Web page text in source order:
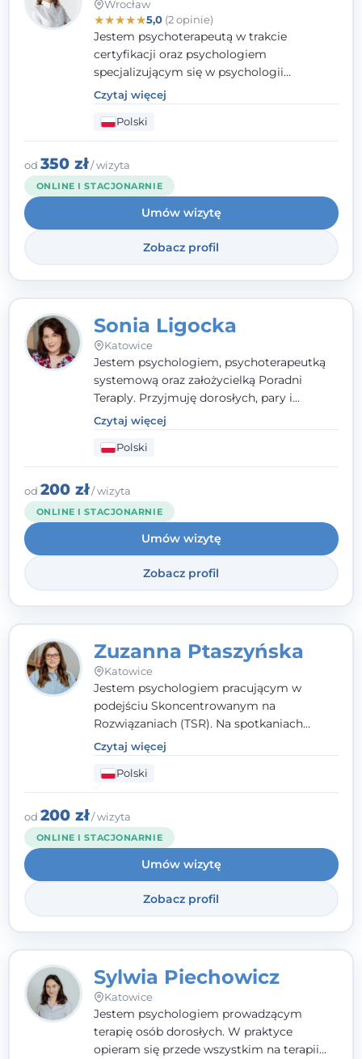
Wrocław
★★★★★5,0(2 opinie)
Jestem psychoterapeutą w trakcie
certyfikacji oraz psychologiem
specjalizującym się w psychologii
klinicznej. Ukończyłam również studia
podyplomowe z Praktycznej Diagnozy
Psychologicznej. Aktywnie uczestniczę w
działalności Polskiego Towarzystwa
Psychiatrycznego oraz Polskiego
Towarzystwa Psychologicznego, a także
jestem członkiem nadzwyczajnym
Wielkopolskiego Towarzystwa Terapii
Systemowej.
Czytaj więcej
Polski
od 350 zł/ wizyta
ONLINE I STACJONARNIE
Umów wizytę
Zobacz profil
Sonia Ligocka
Katowice
Jestem psychologiem, psychoterapeutką
systemową oraz założycielką Poradni
Teraply. Przyjmuję dorosłych, pary i
rodziny, dobierając metody do
indywidualnych zasobów pacjenta. Wierzę
w drzemiące w Tobie zasoby, które
pozwolą Ci wyjść z kryzysu - a jeśli jeszcze
ich nie widzisz, pomogę Ci je odsłonić.
Czytaj więcej
Polski
od 200 zł/ wizyta
ONLINE I STACJONARNIE
Umów wizytę
Zobacz profil
Zuzanna Ptaszyńska
Katowice
Jestem psychologiem pracującym w
podejściu Skoncentrowanym na
Rozwiązaniach (TSR). Na spotkaniach
pracuję w sposób dopasowany do Ciebie -
nawet jeśli na starcie nie wiesz dokładnie,
czego potrzebujesz, odkrywamy to razem,
krok po kroku. Towarzyszę dorosłym oraz
młodzieży od 13. roku życia.
Czytaj więcej
Polski
od 200 zł/ wizyta
ONLINE I STACJONARNIE
Umów wizytę
Zobacz profil
Sylwia Piechowicz
Katowice
Jestem psychologiem prowadzącym
terapię osób dorosłych. W praktyce
opieram się przede wszystkim na terapii